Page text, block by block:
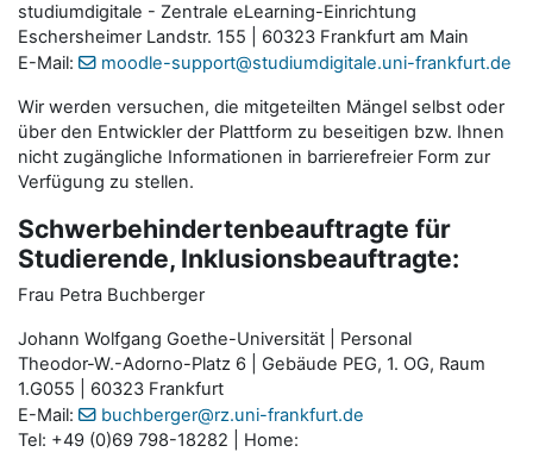
studiumdigitale - Zentrale eLearning-Einrichtung
Eschersheimer Landstr. 155 | 60323 Frankfurt am Main
E-Mail:
moodle-support@studiumdigitale.uni-frankfurt.de
Wir werden versuchen, die mitgeteilten Mängel selbst oder
über den Entwickler der Plattform zu beseitigen bzw. Ihnen
nicht zugängliche Informationen in barrierefreier Form zur
Verfügung zu stellen.
Schwerbehindertenbeauftragte für
Studierende, Inklusionsbeauftragte:
Frau Petra Buchberger
Johann Wolfgang Goethe-Universität | Personal
Theodor-W.-Adorno-Platz 6 | Gebäude PEG, 1. OG, Raum
1.G055 | 60323 Frankfurt
E-Mail:
buchberger@rz.uni-frankfurt.de
Tel: +49 (0)69 798-18282 | Home: